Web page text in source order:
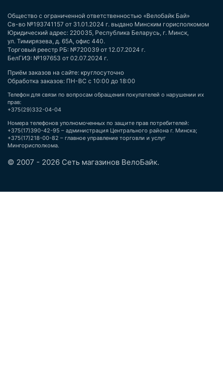
Общество с ограниченной ответственностью «Велобайк Бай»
Св-во №193741157 от 31.01.2024 г. выдано Минским горисполкомом
Юридический адрес: 220035, Республика Беларусь, г. Минск,
ул. Тимирязева, д. 65А, офис 440.
Торговый реестр РБ: №720039 от 12.07.2024 г.
БелГИЭ: №197653 от 02.07.2024 г.
Приём заказов на сайте: круглосуточно
Обработка заказов: ПН-ВС с 10:00 до 18:00
Телефон для связи по вопросам обращения покупателей о нарушении их
прав:
+375(29)332-04-04
Номера телефонов уполномоченных по защите прав потребителей:
+375(17)390-42-95 – администрация Центрального района г. Минска;
+375(17)218-00-82 – главное управление торговли и услуг
Мингорисполкома.
© 2007 - 2026 Сеть магазинов ВелоБайк.